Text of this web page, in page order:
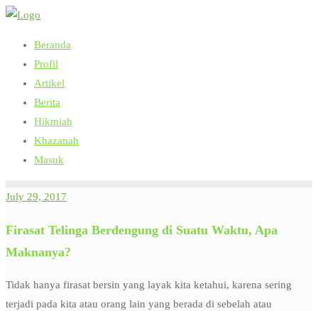
Skip
content
Beranda
Profil
Artikel
Berita
Hikmiah
Khazanah
Masuk
July 29, 2017
Firasat Telinga Berdengung di Suatu Waktu, Apa
Maknanya?
Tidak hanya firasat bersin yang layak kita ketahui, karena sering
terjadi pada kita atau orang lain yang berada di sebelah atau